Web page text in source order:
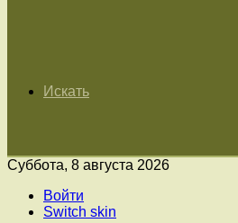
Искать
Суббота, 8 августа 2026
Войти
Switch skin